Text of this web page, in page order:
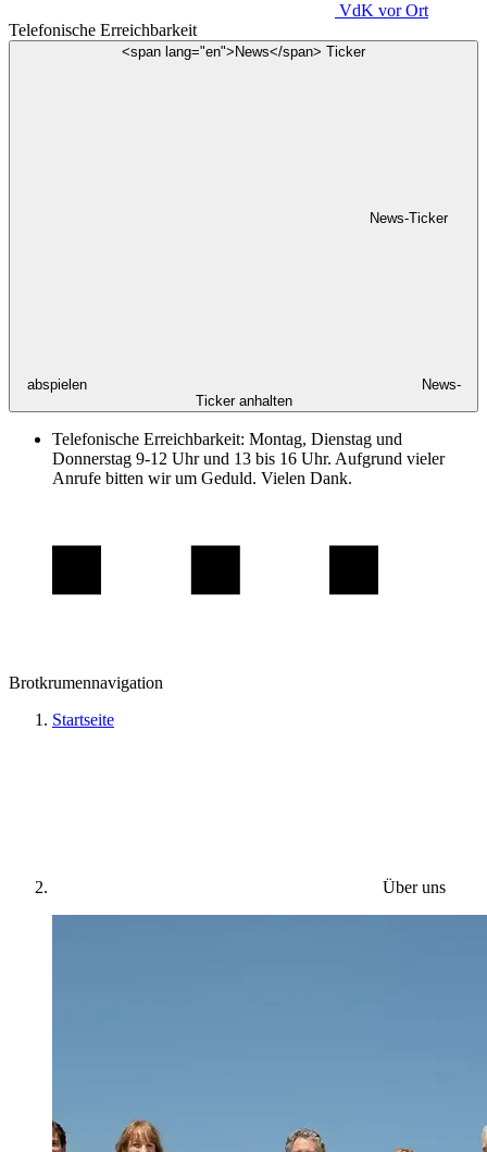
VdK vor Ort
Telefonische Erreichbarkeit
<span lang="en">News</span> Ticker
News-Ticker
abspielen
News-
Ticker anhalten
Telefonische Erreichbarkeit: Montag, Dienstag und
Donnerstag 9-12 Uhr und 13 bis 16 Uhr. Aufgrund vieler
Anrufe bitten wir um Geduld. Vielen Dank.
Brotkrumennavigation
Startseite
Über uns